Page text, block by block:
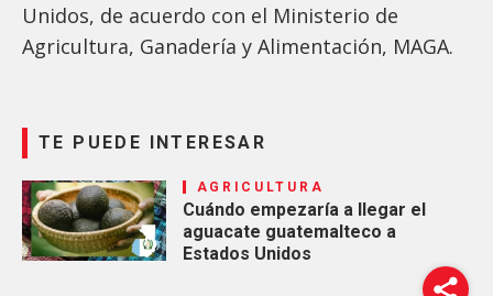
Unidos, de acuerdo con el Ministerio de
Agricultura, Ganadería y Alimentación, MAGA.
TE PUEDE INTERESAR
AGRICULTURA
Cuándo empezaría a llegar el
aguacate guatemalteco a
Estados Unidos